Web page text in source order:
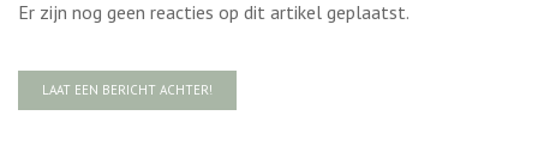
Er zijn nog geen reacties op dit artikel geplaatst.
LAAT EEN BERICHT ACHTER!